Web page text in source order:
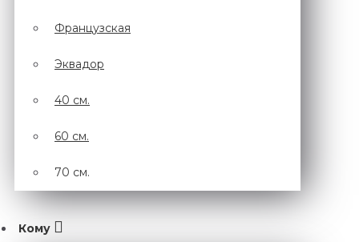
Французская
Эквадор
40 см.
60 см.
70 см.
Кому